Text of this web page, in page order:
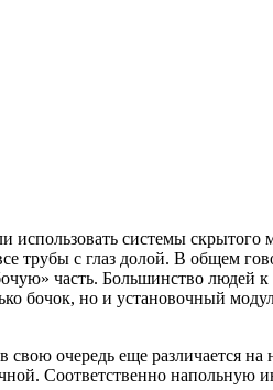
системы скрытого
трубы с глаз долой. В общем
часть. Большинство
бочок, но и установочный
очередь еще различается на
Соответственно напольную